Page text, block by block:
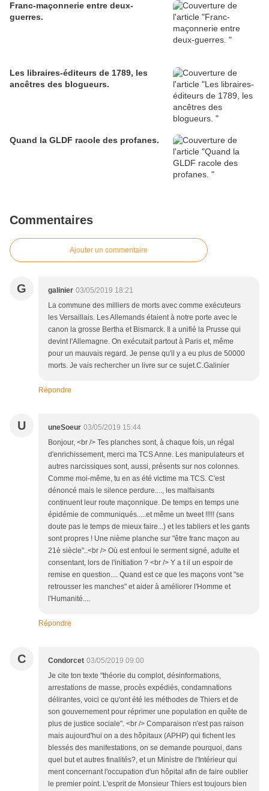
Franc-maçonnerie entre deux-
guerres.
Les libraires-éditeurs de 1789, les
ancêtres des blogueurs.
Quand la GLDF racole des profanes.
Commentaires
Ajouter un commentaire
G galinier 03/05/2019 18:21
La commune des milliers de morts avec comme exécuteurs
les Versaillais. Les Allemands étaient à notre porte avec le
canon la grosse Bertha et Bismarck. Il a unifié la Prusse qui
devint l'Allemagne. On exécutait partout à Paris et, même
pour un mauvais regard. Je pense qu'il y a eu plus de 50000
morts. Je vais rechercher un livre sur ce sujet.C.Galinier
Répondre
U uneSoeur 03/05/2019 15:44
Bonjour, <br /> Tes planches sont, à chaque fois, un régal
d'enrichissement, merci ma TCS Anne. Les manipulateurs et
autres narcissiques sont, aussi, présents sur nos colonnes.
Comme moi-même, tu en as été victime ma TCS. C'est
dénoncé mais le silence perdure...., les malfaisants
continuent leur route maçonnique. De temps en temps une
épidémie de communiqués.....et même un tweet !!!!! (sans
doute pas le temps de mieux faire...) et les tabliers et les gants
sont propres ! Une nième planche sur "être franc maçon au
21è siècle"..<br /> Où est enfoui le serment signé, adulte et
consentant, lors de l'initiation ? <br /> Y a t il un espoir de
remise en question.... Quand est ce que les maçons vont "se
retrousser les manches" et aider à améliorer l'Homme et
l'Humanité....
Répondre
C Condorcet 03/05/2019 09:00
Je cite ton texte "théorie du complot, désinformations,
arrestations de masse, procès expédiés, condamnations
délirantes, voici ce qu'ont été les méthodes de Thiers et de
son gouvernement pour réprimer une population en quête de
plus de justice sociale". <br /> Comparaison n'est pas raison
mais aujourd'hui on a des hôpitaux (APHP) qui fichent les
blessés des manifestations, on se demande pourquoi, dans
quel but et autres finalités?, et un Ministre de l'Intérieur qui
ment concernant l'occupation d'un hôpital afin de faire oublier
le premier point. L'esprit de Monsieur Thiers est toujours bien